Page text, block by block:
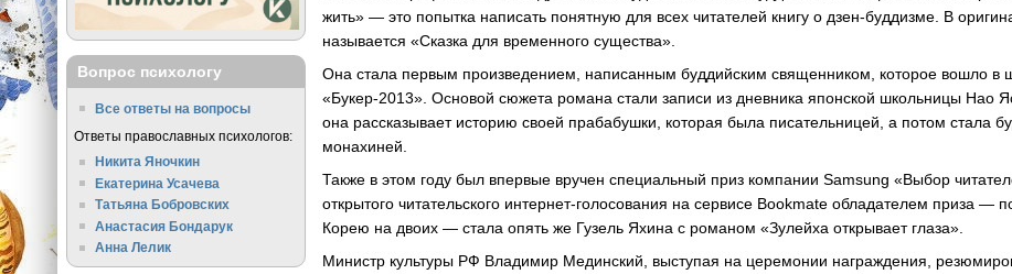
жить» — это попытка написать понятную для всех читателей книгу о дзен-буддизме. В
называется «Сказка для временного существа».
Она стала первым произведением, написанным буддийским священником, которое вошло в
«Букер-2013». Основой сюжета романа стали записи из дневника японской школьницы Нао
она рассказывает историю своей прабабушки, которая была писательницей, а потом стала
монахиней.
Также в этом году был впервые вручен специальный приз компании Samsung «Выбор
открытого читательского интернет-голосования на сервисе Bookmate обладателем приза —
Корею на двоих — стала опять же Гузель Яхина с романом «Зулейха открывает глаза».
Министр культуры РФ Владимир Мединский, выступая на церемонии награждения,
Вопрос психологу
Все ответы на вопросы
Ответы православных психологов:
Никита Яночкин
Екатерина Усачева
Татьяна Бобровских
Анастасия Бондарук
Анна Лелик